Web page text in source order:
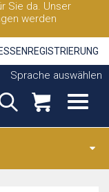
Sie da. Unser
werden
REGISTRIERUNG
Sprache auswählen